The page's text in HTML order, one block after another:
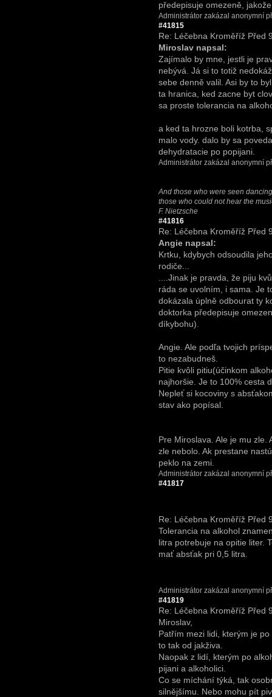
předepisuje omezeně,
Administrátor zakázal anonymní
#41815
Re: Léčebna Kroměříž Před
Miroslav napsal:
Zajímalo by mne, jestli je
nebývá. Já si to totiž
sebe denně valil. Asi by to
ta hranica, ked zacne byt
sa proste tolerancia na
a ked ta hrozne boli kotrba,
malo vody. dalo by sa
dehydratacie po popijani.
Administrátor zakázal anonymní
And those who were seen
those who could not hear the
F. Nietzsche
#41816
Re: Léčebna Kroměříž Před
Angie napsal:
Krtku, kdybych odsoudila
rodiče...
....Jinak je pravda, že piju
ráda se uvolním, i sama. Je
dokázala úplně odbourat ty
doktorka předepisuje
díkybohu).
Angie. Ale podľa tvojich
to nezabudneš.
Pitie kvôli pitiu(účinkom
najhoršie. Je to 100% cesta
Nepleť si kocoviny s
stav ako popísal.
Pre Miroslava. Ale je mu zle.
zle nebolo. Ak prestane
peklo na zemi.
Administrátor zakázal anonymní
#41817
Re: Léčebna Kroměříž Před
Tolerancia na alkohol
litra potrebuje na opitie liter.
mať absťak pri 0,5 litra.
Administrátor zakázal anonymní
#41819
Re: Léčebna Kroměříž Před
Miroslav,
Patřím mezi lidi, kterým je
to tak od jakživa.
Naopak z lidí, kterým po
pijani a alkoholici.
Co se míchání týká, tak
silnějšímu. Nebo mohu pít